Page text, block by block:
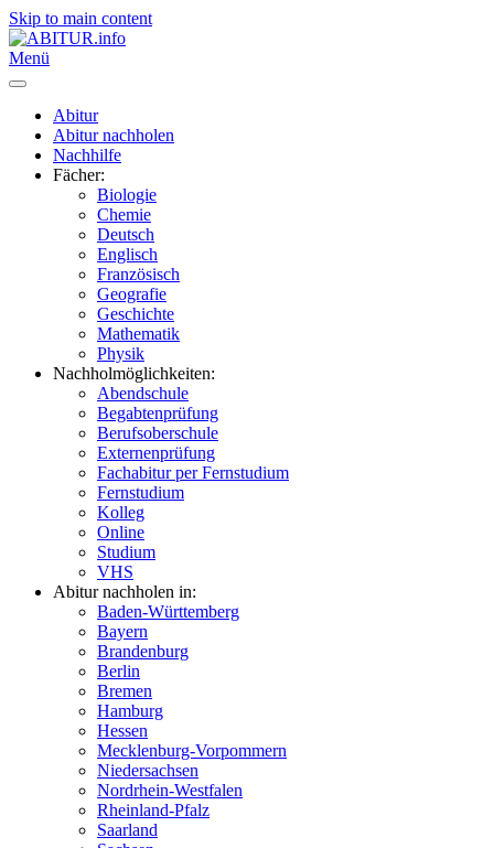
Skip to main content
Menü
Abitur
Abitur nachholen
Nachhilfe
Fächer:
Biologie
Chemie
Deutsch
Englisch
Französisch
Geografie
Geschichte
Mathematik
Physik
Nachholmöglichkeiten:
Abendschule
Begabtenprüfung
Berufsoberschule
Externenprüfung
Fachabitur per Fernstudium
Fernstudium
Kolleg
Online
Studium
VHS
Abitur nachholen in:
Baden-Württemberg
Bayern
Brandenburg
Berlin
Bremen
Hamburg
Hessen
Mecklenburg-Vorpommern
Niedersachsen
Nordrhein-Westfalen
Rheinland-Pfalz
Saarland